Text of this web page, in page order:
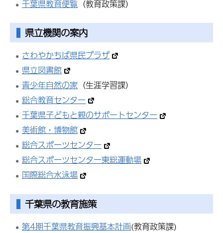
千葉県教育便覧 （教育政策課）
県立機関の案内
さわやかちば県民プラザ
県立図書館
青少年自然の家 （生涯学習課）
総合教育センター
千葉県子どもと親のサポートセンター
美術館・博物館
総合スポーツセンター
総合スポーツセンター東総運動場
国際総合水泳場
千葉県の教育施策
第4期千葉県教育振興基本計画(教育政策課)